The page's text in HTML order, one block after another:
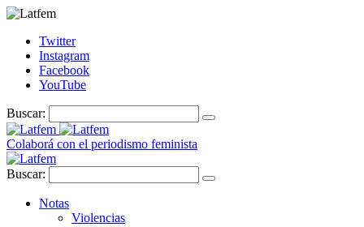
Twitter
Instagram
Facebook
YouTube
Buscar:
Colaborá con el periodismo feminista
Buscar:
Notas
Violencias